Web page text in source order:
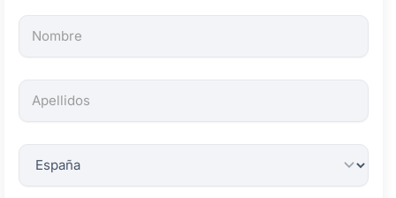
Todos
los
son
obligatorios.